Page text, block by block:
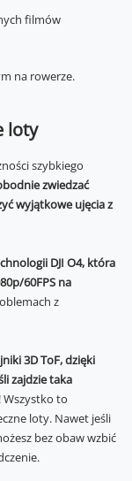
filmów
loty
szybkiego
zwiedzać
wyjątkowe ujęcia z
DJI O4, która
60FPS na
z
3D ToF, dzięki
zajdzie taka
Wszystko to
loty. Nawet jeśli
bez obaw wzbić